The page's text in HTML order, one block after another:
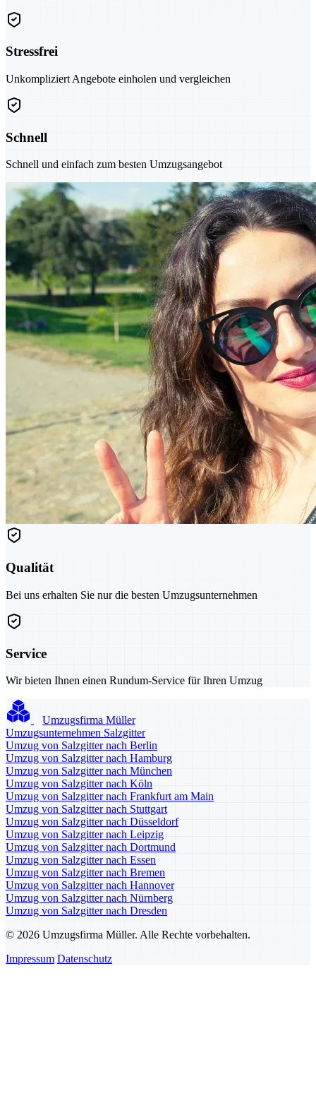
Stressfrei
Unkompliziert Angebote einholen und vergleichen
Schnell
Schnell und einfach zum besten Umzugsangebot
Qualität
Bei uns erhalten Sie nur die besten Umzugsunternehmen
Service
Wir bieten Ihnen einen Rundum-Service für Ihren Umzug
Umzugsfirma Müller
Umzugsunternehmen Salzgitter
Umzug von Salzgitter nach Berlin
Umzug von Salzgitter nach Hamburg
Umzug von Salzgitter nach München
Umzug von Salzgitter nach Köln
Umzug von Salzgitter nach Frankfurt am Main
Umzug von Salzgitter nach Stuttgart
Umzug von Salzgitter nach Düsseldorf
Umzug von Salzgitter nach Leipzig
Umzug von Salzgitter nach Dortmund
Umzug von Salzgitter nach Essen
Umzug von Salzgitter nach Bremen
Umzug von Salzgitter nach Hannover
Umzug von Salzgitter nach Nürnberg
Umzug von Salzgitter nach Dresden
© 2026 Umzugsfirma Müller. Alle Rechte vorbehalten.
Impressum Datenschutz